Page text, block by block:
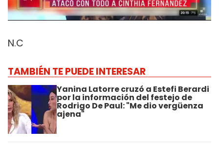
N.C
TAMBIÉN TE PUEDE INTERESAR
Yanina Latorre cruzó a Estefi Berardi
por la información del festejo de
Rodrigo De Paul: "Me dio vergüenza
ajena"